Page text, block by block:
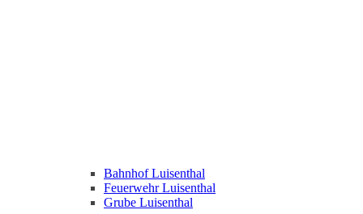
Bahnhof Luisenthal
Feuerwehr Luisenthal
Grube Luisenthal